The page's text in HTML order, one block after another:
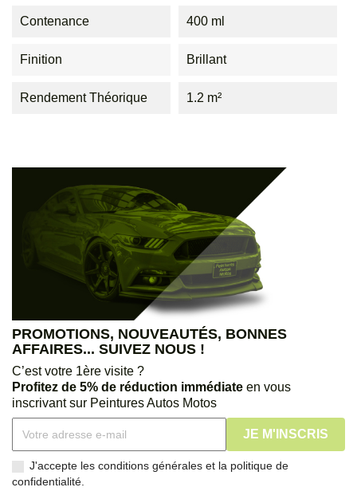
Contenance 400 ml
Finition Brillant
Rendement Théorique 1.2 m²
PROMOTIONS, NOUVEAUTÉS, BONNES
AFFAIRES... SUIVEZ NOUS !
C’est votre 1ère visite ?
Profitez de 5% de réduction immédiate en vous
inscrivant sur Peintures Autos Motos
J'accepte les conditions générales et la politique de
confidentialité.